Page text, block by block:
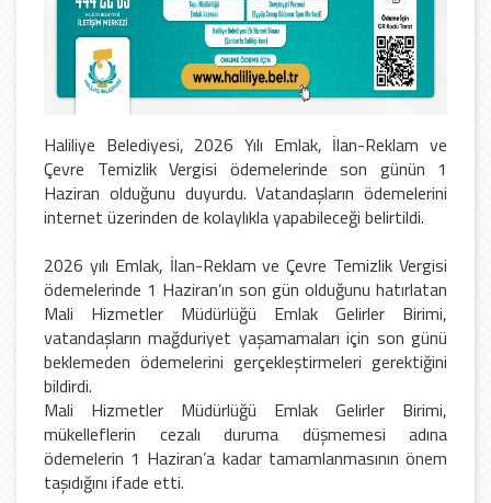
Haliliye Belediyesi, 2026 Yılı Emlak, İlan-Reklam ve
Çevre Temizlik Vergisi ödemelerinde son günün 1
Haziran olduğunu duyurdu. Vatandaşların ödemelerini
internet üzerinden de kolaylıkla yapabileceği belirtildi.
2026 yılı Emlak, İlan-Reklam ve Çevre Temizlik Vergisi
ödemelerinde 1 Haziran’ın son gün olduğunu hatırlatan
Mali Hizmetler Müdürlüğü Emlak Gelirler Birimi,
vatandaşların mağduriyet yaşamamaları için son günü
beklemeden ödemelerini gerçekleştirmeleri gerektiğini
bildirdi.
Mali Hizmetler Müdürlüğü Emlak Gelirler Birimi,
mükelleflerin cezalı duruma düşmemesi adına
ödemelerin 1 Haziran’a kadar tamamlanmasının önem
taşıdığını ifade etti.